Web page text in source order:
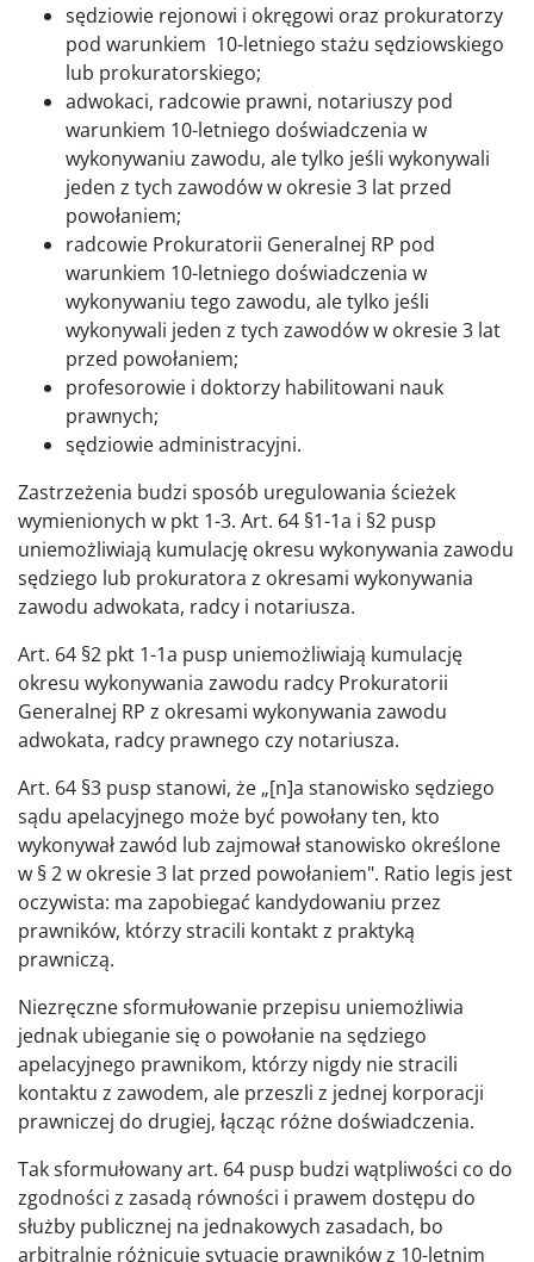
sędziowie rejonowi i okręgowi oraz prokuratorzy
pod warunkiem 10-letniego stażu sędziowskiego
lub prokuratorskiego;
adwokaci, radcowie prawni, notariuszy pod
warunkiem 10-letniego doświadczenia w
wykonywaniu zawodu, ale tylko jeśli wykonywali
jeden z tych zawodów w okresie 3 lat przed
powołaniem;
radcowie Prokuratorii Generalnej RP pod
warunkiem 10-letniego doświadczenia w
wykonywaniu tego zawodu, ale tylko jeśli
wykonywali jeden z tych zawodów w okresie 3 lat
przed powołaniem;
profesorowie i doktorzy habilitowani nauk
prawnych;
sędziowie administracyjni.
Zastrzeżenia budzi sposób uregulowania ścieżek
wymienionych w pkt 1-3. Art. 64 §1-1a i §2 pusp
uniemożliwiają kumulację okresu wykonywania zawodu
sędziego lub prokuratora z okresami wykonywania
zawodu adwokata, radcy i notariusza.
Art. 64 §2 pkt 1-1a pusp uniemożliwiają kumulację
okresu wykonywania zawodu radcy Prokuratorii
Generalnej RP z okresami wykonywania zawodu
adwokata, radcy prawnego czy notariusza.
Art. 64 §3 pusp stanowi, że „[n]a stanowisko sędziego
sądu apelacyjnego może być powołany ten, kto
wykonywał zawód lub zajmował stanowisko określone
w § 2 w okresie 3 lat przed powołaniem". Ratio legis jest
oczywista: ma zapobiegać kandydowaniu przez
prawników, którzy stracili kontakt z praktyką
prawniczą.
Niezręczne sformułowanie przepisu uniemożliwia
jednak ubieganie się o powołanie na sędziego
apelacyjnego prawnikom, którzy nigdy nie stracili
kontaktu z zawodem, ale przeszli z jednej korporacji
prawniczej do drugiej, łącząc różne doświadczenia.
Tak sformułowany art. 64 pusp budzi wątpliwości co do
zgodności z zasadą równości i prawem dostępu do
służby publicznej na jednakowych zasadach, bo
arbitralnie różnicuje sytuację prawników z 10-letnim